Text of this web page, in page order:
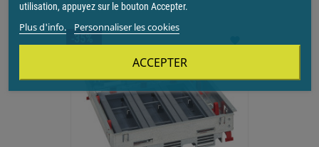
-35%
utilisation, appuyez sur le bouton Accepter.
Plus d'info. Personnaliser les cookies
ACCEPTER